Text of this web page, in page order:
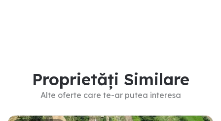
Proprietăți Similare
Alte oferte care te-ar putea interesa